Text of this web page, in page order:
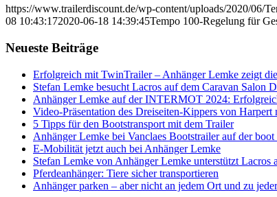
https://www.trailerdiscount.de/wp-content/uploads/2020/06/
08 10:43:172020-06-18 14:39:45Tempo 100-Regelung für
Neueste Beiträge
Erfolgreich mit TwinTrailer – Anhänger Lemke zeigt
Stefan Lemke besucht Lacros auf dem Caravan Salon
Anhänger Lemke auf der INTERMOT 2024:
Video-Präsentation des Dreiseiten-Kippers von Harpert
5 Tipps für den Bootstransport mit dem Trailer
Anhänger Lemke bei Vanclaes Bootstrailer auf der
E-Mobilität jetzt auch bei Anhänger Lemke
Stefan Lemke von Anhänger Lemke unterstützt Lacros
Pferdeanhänger: Tiere sicher transportieren
Anhänger parken – aber nicht an jedem Ort und zu